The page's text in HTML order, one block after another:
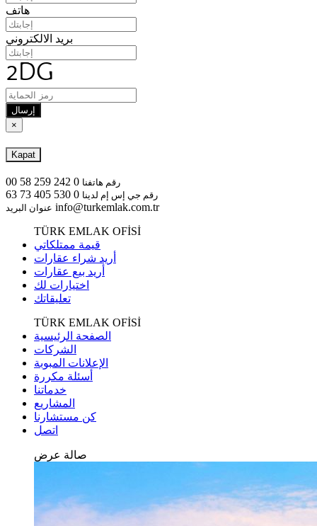
هاتف
بريد الالكتروني
إرسال
×
Kapat
رقم هاتفنا 0 242 259 58 00
رقم جي إس إم لدينا 0 530 405 73 63
عنوان البريد info@turkemlak.com.tr
TÜRK EMLAK OFİSİ
قيمة ممتلكاتي
أريد شراء عقارات
أريد بيع عقارات
اختيارات لك
تعليقاتك
TÜRK EMLAK OFİSİ
الصفحة الرئيسية
الشركات
الإعلانات المبوبة
أسئلة مكررة
خدماتنا
المشاريع
كن مستشارنا
اتصل
صالة عرض